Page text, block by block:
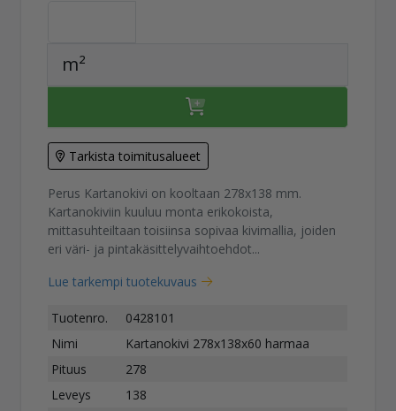
m²
Tarkista toimitusalueet
Perus Kartanokivi on kooltaan 278x138 mm.
Kartanokiviin kuuluu monta erikokoista,
mittasuhteiltaan toisiinsa sopivaa kivimallia, joiden
eri väri- ja pintakäsittelyvaihtoehdot...
Lue tarkempi tuotekuvaus
Tuotenro.
0428101
Nimi
Kartanokivi 278x138x60 harmaa
Pituus
278
Leveys
138